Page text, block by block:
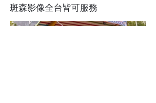
斑森影像全台皆可服務